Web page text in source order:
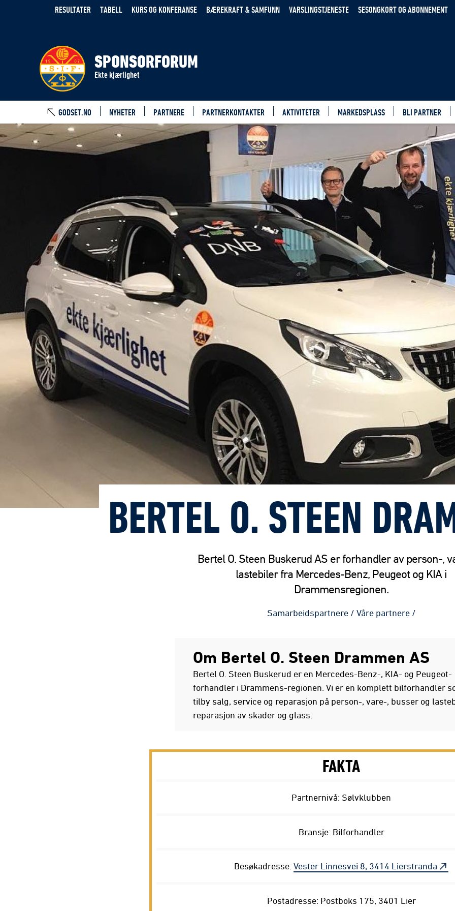
RESULTATER TABELL KURS OG KONFERANSE BÆREKRAFT & SAMFUNN VARSLINGSTJENESTE SESONGKORT OG ABONNEMENT
SPONSORFORUM
Ekte kjærlighet
GODSET.NO NYHETER PARTNERE PARTNERKONTAKTER AKTIVITETER MARKEDSPLASS BLI PARTNER
BERTEL O. STEEN
Bertel O. Steen Buskerud AS er forhandler av person-,
lastebiler fra Mercedes-Benz, Peugeot og KIA i
Drammensregionen.
Samarbeidspartnere / Våre partnere /
Om Bertel O. Steen Drammen AS
Bertel O. Steen Buskerud er en Mercedes-Benz-, KIA- og Peugeot-
forhandler i Drammens-regionen. Vi er en komplett bilforhandler
tilby salg, service og reparasjon på person-, vare-, busser og
reparasjon av skader og glass.
FAKTA
Partnernivå: Sølvklubben
Bransje: Bilforhandler
Besøkadresse: Vester Linnesvei 8, 3414 Lierstranda
Postadresse: Postboks 175, 3401 Lier